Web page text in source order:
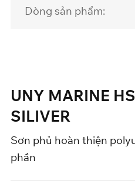
Dòng sản phẩm:
UNY MARINE
SILIVER
Sơn phủ hoàn thiện
phần